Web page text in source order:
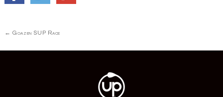
Navegación
← Goazen SUP Race